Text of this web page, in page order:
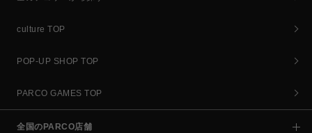
culture TOP
POP-UP SHOP TOP
PARCO GAMES TOP
全国のPARCO店舗